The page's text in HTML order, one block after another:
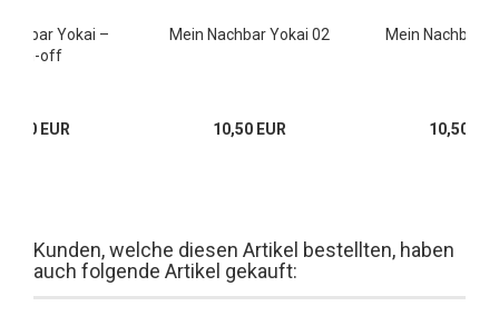
Yokai –
Spin-off
EUR
Mein Nachbar Yokai 02
10,50 EUR
Mein Nachbar
10,50
Kunden, welche diesen Artikel bestellten, haben
auch folgende Artikel gekauft: